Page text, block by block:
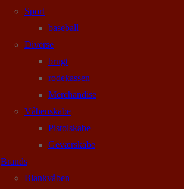
Sport
baseball
Diverse
brugt
rodekassen
Merchandise
Våbenskabe
Pistolskabe
Geværskabe
Brands
Blankvåben